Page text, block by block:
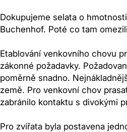
Dokupujeme selata o
Buchenhof. Poté co tam
Etablování venkovního chovu
zákonné požadavky.
poměrně snadno.
země. Pro venkovní chov
zabránilo kontaktu s divokými
Pro zvířata byla postavena